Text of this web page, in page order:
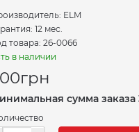
ELM
12 мес.
товара: 26-0066
в наличии
грн
сумма заказа